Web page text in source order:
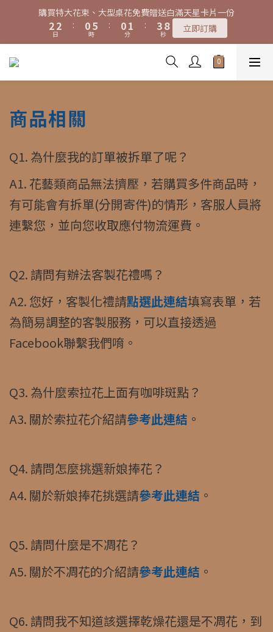
特大花束、大型桌花黑貓宅配限時免運費！
3
2
1
3
2
1
日
:
1
0
6
5
4
1
時
:
1
0
2
1
0
分
:
4
3
2
9
8
7
6
5
4
秒 立即訂購
00
3
2
1
0
1
0
6
5
4
3
2
購買特大花束、大型桌花免費贈送白滿天星卡片一份
3
2
1
3
2
1
日
:
1
0
6
5
4
1
時
:
1
0
2
1
0
分
:
4
3
2
9
8
7
6
5
4
秒 立即訂購
特大花束、大型桌花黑貓宅配限時免運費！
6
5
4
1
6
5
4
1
4
3
2
9
8
7
4
4
3
2
5
4
3
0
7
6
5
2
9
8
7
2
1
0
立即訂購
商品相關
Q1. 為什麼我的訂單被拆單了呢？
A1. 花藝類商品無法擠壓，若購買多件商品時，
有可能會有拆單(分開寄件)的情形，客服人員將
連繫您，並向您收取應付物流運費。
Q2. 請問有辦法客製花禮嗎？
A2. 您好，客製化禮請點選此連結填寫表單，若
為簡易調整的客製服務，可以直接透過
Facebook聯繫我們唷。
Q3. 為什麼索拉花上面有咖啡斑點？
A3. 關於索拉花介紹請參考此連結 。
Q4. 請問怎麼挑選新娘捧花？
A4. 關於新娘捧花挑選請參考此連結 。
Q5. 請問什麼是不凋花？
A5. 關於不凋花的介紹請參考此連結 。
Q6. 請問我不知道該選擇乾燥花還是不凋花，到